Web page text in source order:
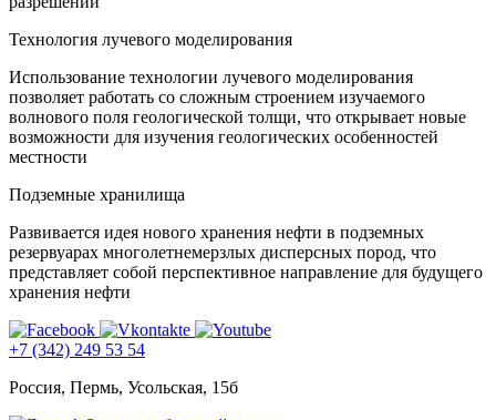
Технология лучевого моделирования
Использование технологии лучевого моделирования
позволяет работать со сложным строением изучаемого
волнового поля геологической толщи, что открывает новые
возможности для изучения геологических особенностей
местности
Подземные хранилища
Развивается идея нового хранения нефти в подземных
резервуарах многолетнемерзлых дисперсных пород, что
представляет собой перспективное направление для будущего
хранения нефти
+7 (342) 249 53 54
Россия, Пермь, Усольская, 15б